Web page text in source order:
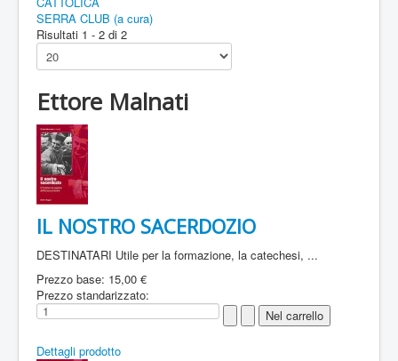
SERRA CLUB (a cura)
Risultati 1 - 2 di 2
Ettore Malnati
IL NOSTRO SACERDOZIO
DESTINATARI Utile per la formazione, la catechesi, ...
Prezzo base: 15,00 €
Prezzo standarizzato:
Dettagli prodotto